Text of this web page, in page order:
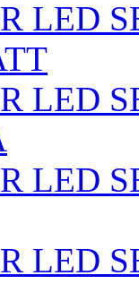
LED
LED
LED
LED